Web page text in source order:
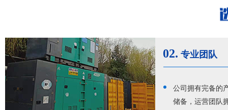
02. 专业团队
公司拥有完备的
储备，运营团队